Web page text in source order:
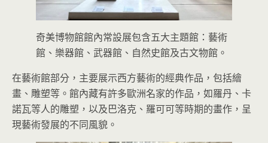
奇美博物館館內常設展包含五大主題館：藝術
館、樂器館、武器館、自然史館及古文物館。
在藝術館部分，主要展示西方藝術的經典作品，包括繪
畫、雕塑等。館內藏有許多歐洲名家的作品，如羅丹、卡
諾瓦等人的雕塑，以及巴洛克、羅可可等時期的畫作，呈
現藝術發展的不同風貌。